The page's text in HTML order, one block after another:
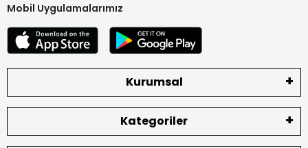
Mobil Uygulamalarımız
Kurumsal
Kategoriler